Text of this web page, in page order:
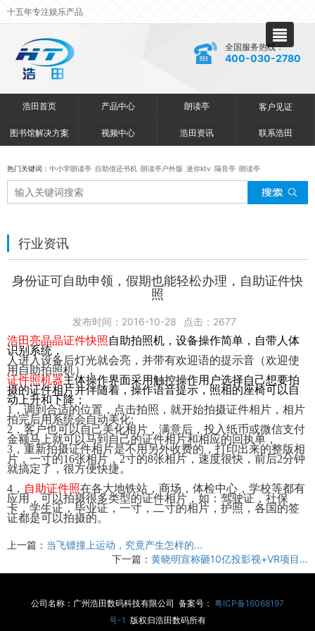
十五年专注娱乐产品
全国服务热线：
400-030-2780
浩田首页 产品中心 朗读亭 客户见证
图书馆解决方案 视频中心 浩田资讯 联系浩田
热门关键词： 中小学朗读亭 自助借还书机 朗读亭户外版 迷你ktv 隔音亭 朗读亭
行业资讯
身份证可自助申领，假期也能轻松办理，自助证件快
照
发布时间：2016-10-28 点击： 2677
浩田亮晶晶证件快照自助拍照机，设备操作简单，自带人体
识别系统，
人进入设备后灯光就会亮，并带有欢迎语的提示音（欢迎使
用自助拍照机），
证件照机器主体操作界面采用触控操作用户选择自己想要拍
摄的证件相片并伴随着，操作语音提示， 照相的座椅可以自
动上升和下降；
1 ，调到合适的位置，点击拍照，就开始拍摄证件相片，相片
拍完后用系统会自动美化;
2 ，客户也可以自己美化相片，满意后，投入纸币或微信支付
金额马上就可以马到自己的证件相片和相应的回执单，
3 ，重新拍摄证件相片是不用另外收费的，打印出来的整版相
片，一寸的16张相片， 2寸的8张相片，速度很快，前后2分钟
就搞定了，很方便快捷。
4 ， 自助证件照在各大地铁站，商场，体检中心，学校等都有
应用，可以拍摄很多类型的证件相片，如：驾驶证，社保
卡，学生证，毕业证，一寸，二寸的相片，护照，各国的签
证都是可以拍摄的。
上一篇： 当飞镖撞上运动，究竟产生怎样的...
下一篇： 黄晓明宣称砸10亿投影视+VR项目...
公司名称：广州浩田数码科技有限公司 备案号： 粤ICP备16068197
号-1 版权归浩田数码所有